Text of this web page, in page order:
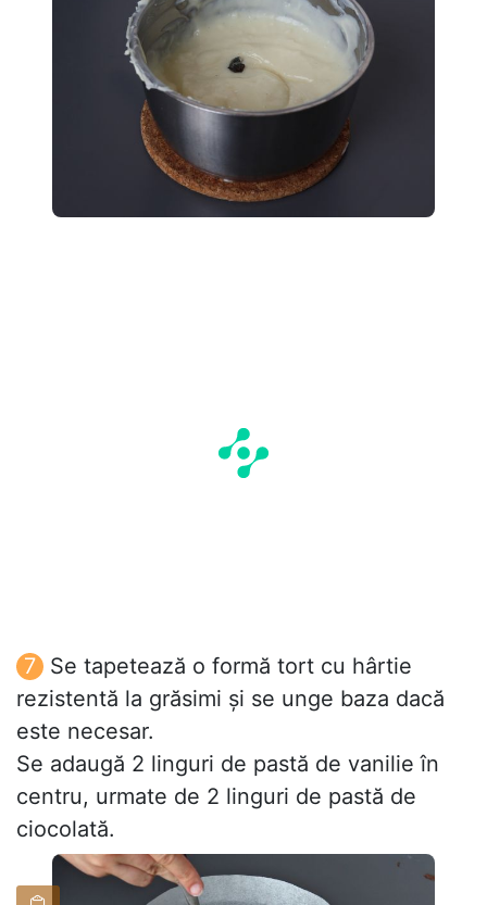
Se tapetează o formă tort cu hârtie
rezistentă la grăsimi și se unge baza dacă
este necesar.
Se adaugă 2 linguri de pastă de vanilie în
centru, urmate de 2 linguri de pastă de
ciocolată.